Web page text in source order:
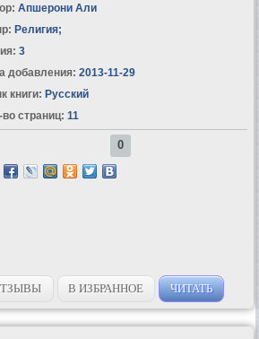
Апшерони Али
Религия;
3
добавления: 2013-11-29
книги: Русский
во страниц: 11
0
В ИЗБРАННОЕ ЧИТАТЬ